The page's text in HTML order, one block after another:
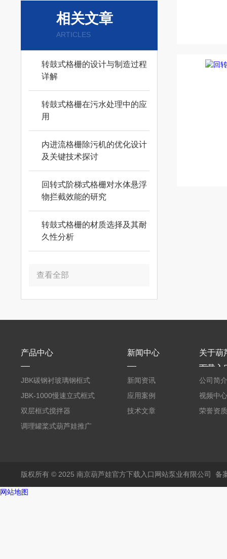
相关文章
ARTICLES
转鼓式格栅的设计与制造过程
详解
转鼓式格栅在污水处理中的应
用
内进流格栅除污机的优化设计
及关键技术探讨
回转式阶梯式格栅对水体悬浮
物拦截效能的研究
转鼓式格栅的材质选择及其耐
久性分析
查看全部
产品中心
JBK碳钢衬玻璃钢框式
葫芦娃推广二维码邀请
码
JBK-1000慢速立式框式
葫芦娃推广二维码邀请
码
双层框式搅拌器
调理罐桨式葫芦娃推广
新闻中心
新闻资讯
应用案例
技术文章
关于葫
下载入
公司简介
视频中心
荣誉资质
版权所有 © 2025 南京葫芦娃官方下载入口网站泵业有限公司 备
网站地图